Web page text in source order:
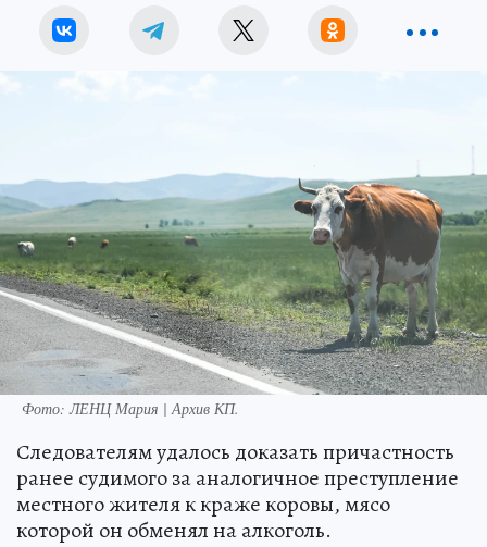
Фото:ЛЕНЦ Мария | Архив КП.
Следователям удалось доказать причастность
ранее судимого за аналогичное преступление
местного жителя к краже коровы, мясо
которой он обменял на алкоголь.